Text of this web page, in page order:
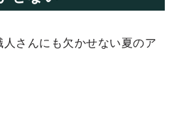
さんにも欠かせない夏のア